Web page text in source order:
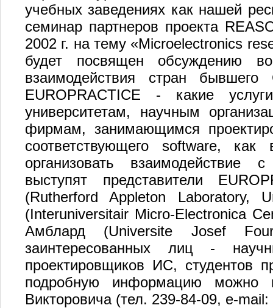
учебных заведениях как нашей
семинар партнеров проекта
2002 г. на тему «Microelectronics
будет посвящен обсуждению
взаимодействия стран
EUROPRACTICE - какие
университетам, научным
фирмам, занимающимся
соответствующего software,
организовать
выступят представители
(Rutherford Appleton Laboratory,
(Interuniversitair Micro-Electronica
Амблард (Universite Josef
заинтересованных лиц -
проектировщиков ИС, студентов
подробную информацию можно
Викторовича (тел. 239-84-09, e-